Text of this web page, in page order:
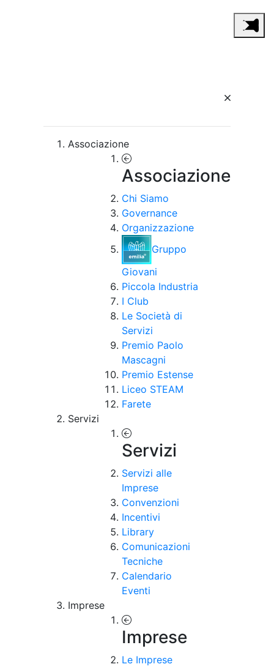
Associazione
Associazione
Chi Siamo
Governance
Organizzazione
Gruppo
Giovani
Piccola Industria
I Club
Le Società di
Servizi
Premio Paolo
Mascagni
Premio Estense
Liceo STEAM
Farete
Servizi
Servizi
Servizi alle
Imprese
Convenzioni
Incentivi
Library
Comunicazioni
Tecniche
Calendario
Eventi
Imprese
Imprese
Le Imprese